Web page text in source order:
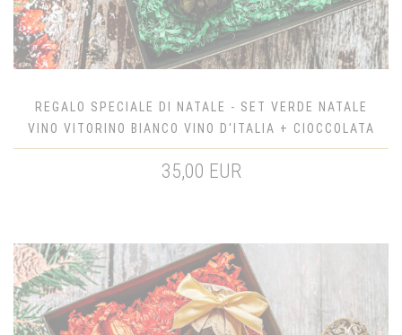
REGALO SPECIALE DI NATALE - SET VERDE NATALE
VINO VITORINO BIANCO VINO D'ITALIA + CIOCCOLATA
35,00 EUR